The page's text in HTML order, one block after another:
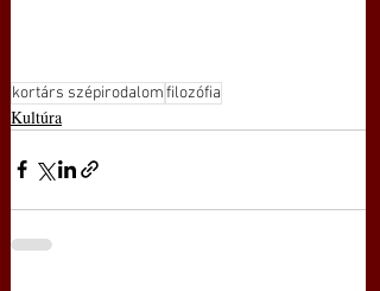
kortárs szépirodalomfilozófia
Kultúra